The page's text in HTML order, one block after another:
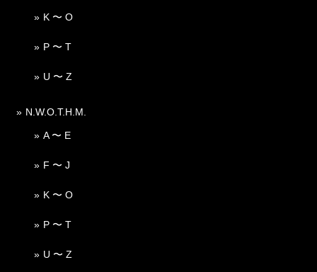
K 〜 O
P 〜 T
U 〜 Z
N.W.O.T.H.M.
A 〜 E
F 〜 J
K 〜 O
P 〜 T
U 〜 Z